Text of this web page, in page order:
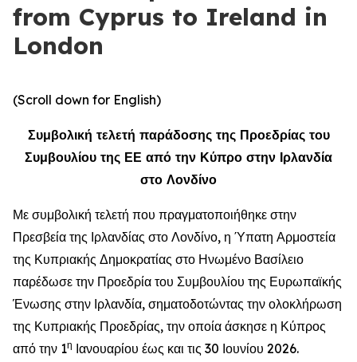
from Cyprus to Ireland in
London
(Scroll down for English)
Συμβολική τελετή παράδοσης της Προεδρίας του
Συμβουλίου της ΕΕ από την Κύπρο στην Ιρλανδία
στο Λονδίνο
Με συμβολική τελετή που πραγματοποιήθηκε στην
Πρεσβεία της Ιρλανδίας στο Λονδίνο, η Ύπατη Αρμοστεία
της Κυπριακής Δημοκρατίας στο Ηνωμένο Βασίλειο
παρέδωσε την Προεδρία του Συμβουλίου της Ευρωπαϊκής
Ένωσης στην Ιρλανδία, σηματοδοτώντας την ολοκλήρωση
της Κυπριακής Προεδρίας, την οποία άσκησε η Κύπρος
από την 1η Ιανουαρίου έως και τις 30 Ιουνίου 2026.